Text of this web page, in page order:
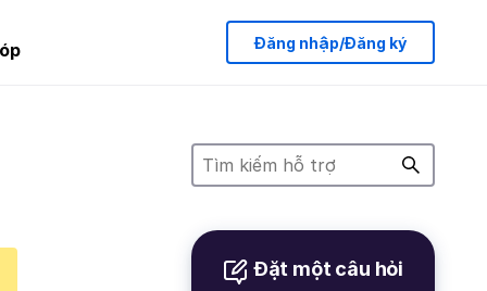
Đăng nhập/Đăng ký
Đặt một câu hỏi